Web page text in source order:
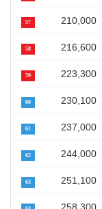
57 210,000
58 216,600
59 223,300
60 230,100
61 237,000
62 244,000
63 251,100